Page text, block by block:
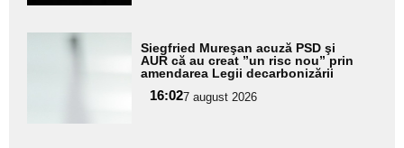
Adaugă
Siegfried Mureşan acuză PSD şi
AUR că au creat ”un risc nou” prin
amendarea Legii decarbonizării
16:027 august 2026